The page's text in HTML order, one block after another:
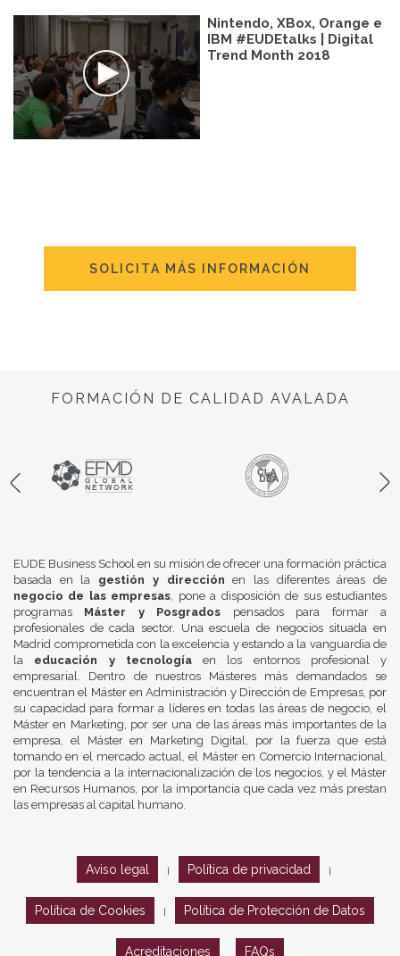
Nintendo, XBox, Orange e
IBM #EUDEtalks | Digital
Trend Month 2018
SOLICITA MÁS INFORMACIÓN
FORMACIÓN DE CALIDAD AVALADA
EUDE Business School en su misión de ofrecer una formación práctica
basada en la gestión y dirección en las diferentes áreas de
negocio de las empresas, pone a disposición de sus estudiantes
programas Máster y Posgrados pensados para formar a
profesionales de cada sector. Una escuela de negocios situada en
Madrid comprometida con la excelencia y estando a la vanguardia de
la educación y tecnologíaen los entornos profesional y
empresarial. Dentro de nuestros Másteres más demandados se
encuentran el Máster en Administración y Dirección de Empresas, por
su capacidad para formar a líderes en todas las áreas de negocio, el
Máster en Marketing, por ser una de las áreas más importantes de la
empresa, el Máster en Marketing Digital, por la fuerza que está
tomando en el mercado actual, el Máster en Comercio Internacional,
por la tendencia a la internacionalización de los negocios, y el Máster
en Recursos Humanos, por la importancia que cada vez más prestan
las empresas al capital humano.
Aviso legal Política de privacidad
Política de Cookies Política de Protección de Datos
Acreditaciones FAQs